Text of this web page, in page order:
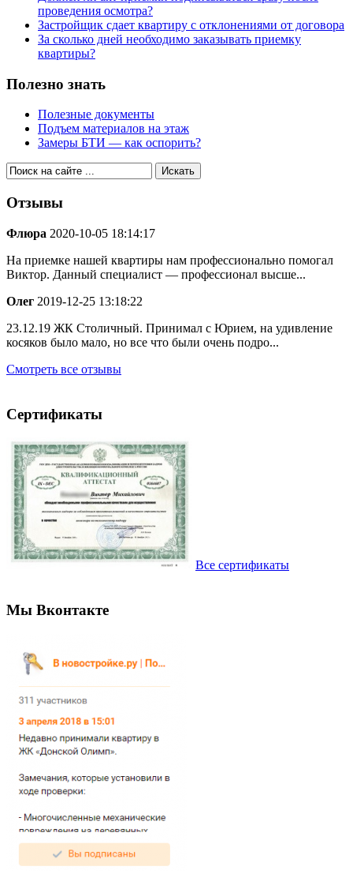
проведения осмотра?
Застройщик сдает квартиру с отклонениями от договора
За сколько дней необходимо заказывать приемку
квартиры?
Полезно знать
Полезные документы
Подъем материалов на этаж
Замеры БТИ — как оспорить?
Отзывы
Флюра 2020-10-05 18:14:17
На приемке нашей квартиры нам профессионально помогал
Виктор. Данный специалист — профессионал высше...
Олег 2019-12-25 13:18:22
23.12.19 ЖК Столичный. Принимал с Юрием, на удивление
косяков было мало, но все что были очень подро...
Смотреть все отзывы
Сертификаты
Все сертификаты
Мы Вконтакте